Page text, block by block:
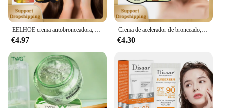
EELHOE crema autobronceadora, crema bronceadora de bronce para Control de aceite facial, hidratación de larga duración, reparación del sol, cuidado de la piel
€4.97
Crema de acelerador de bronceado, bronceador intensivo sin sol, sin daño UV después de la reparación solar, loción de bronceado corporal Solarium al aire libre
€4.30